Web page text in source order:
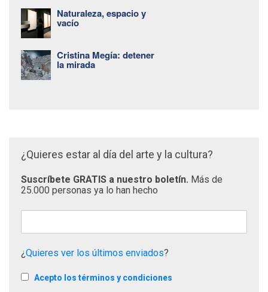
Naturaleza, espacio y
vacío
Cristina Megía: detener
la mirada
¿Quieres estar al día del arte y la cultura?
Suscríbete GRATIS a nuestro boletín. Más de
25.000 personas ya lo han hecho
¿Quieres ver los últimos enviados?
Acepto los términos y condiciones